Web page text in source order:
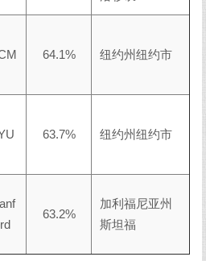
64.1% 纽约州纽约市
63.7% 纽约州纽约市
63.2%
加利福尼亚州
斯坦福